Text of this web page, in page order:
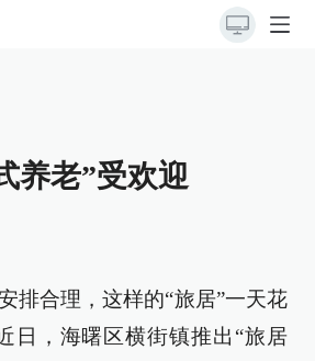
养老”受欢迎
排合理，这样的“旅居”一天花
日，海曙区横街镇推出“旅居